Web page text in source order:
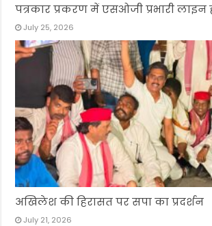
पत्रकार प्रकरण में एसओजी प्रभारी लाइन
July 25, 2026
अखिलेश की हिरासत पर सपा का प्रदर्शन
July 21, 2026